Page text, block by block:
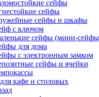
сейфы
сейфы
сейфы и шкафы
с ключом
сейфы (мини-
для дома
с электронным замком
сейфы и ячейки
кафе и столовых